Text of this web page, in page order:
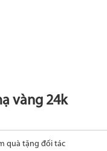
vàng 24k
quà tặng đối tác